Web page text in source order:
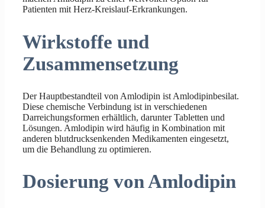
Patienten mit Herz-Kreislauf-Erkrankungen.
Wirkstoffe und
Zusammensetzung
Der Hauptbestandteil von Amlodipin ist Amlodipinbesilat.
Diese chemische Verbindung ist in verschiedenen
Darreichungsformen erhältlich, darunter Tabletten und
Lösungen. Amlodipin wird häufig in Kombination mit
anderen blutdrucksenkenden Medikamenten eingesetzt,
um die Behandlung zu optimieren.
Dosierung von Amlodipin